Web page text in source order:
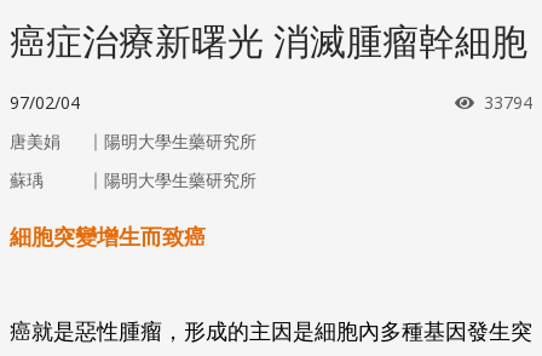
癌症治療新曙光 消滅腫瘤幹細胞
97/02/04 瀏覽次
33794
唐美娟 ｜ 陽明大學生藥研究所
蘇瑀
｜ 陽明大學生藥研究所
細胞突變增生而致癌
癌就是惡性腫瘤，形成的主因是細胞內多種基因發生突